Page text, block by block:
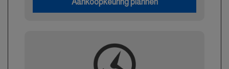
Aankoopkeuring plannen